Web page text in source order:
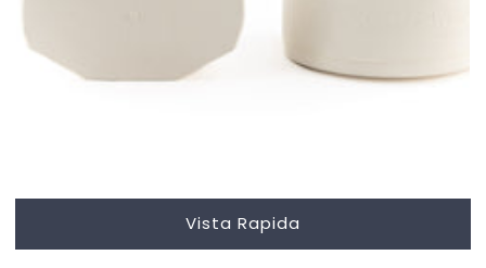
Vista Rapida